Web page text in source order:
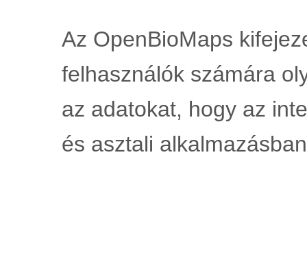
Az OpenBioMaps
felhasználók számára
az adatokat, hogy az
és asztali